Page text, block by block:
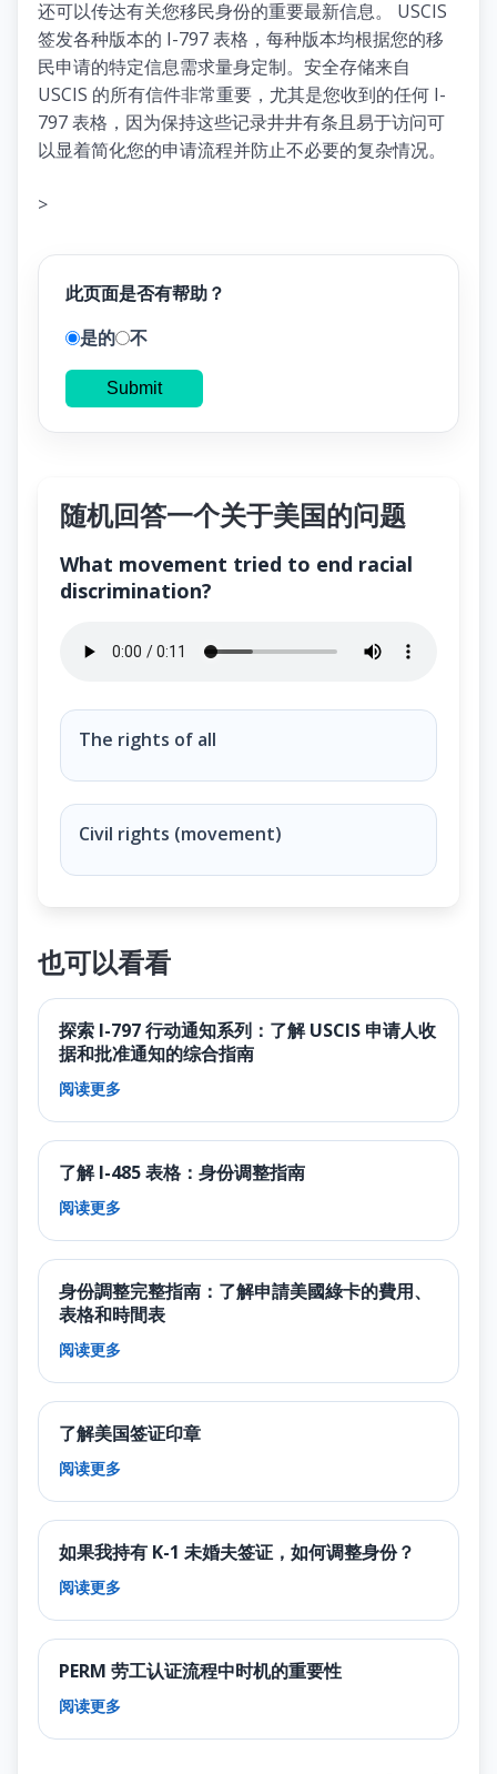
还可以传达有关您移民身份的重要最新信息。 USCIS
签发各种版本的 I-797 表格，每种版本均根据您的移
民申请的特定信息需求量身定制。安全存储来自
USCIS 的所有信件非常重要，尤其是您收到的任何 I-
797 表格，因为保持这些记录井井有条且易于访问可
以显着简化您的申请流程并防止不必要的复杂情况。
>
此页面是否有帮助？
是的 不
Submit
随机回答一个关于美国的问题
What movement tried to end racial
discrimination?
What movement tried to end racial discrimination?
The rights of all
Civil rights (movement)
也可以看看
探索 I-797 行动通知系列：了解 USCIS 申请人收
据和批准通知的综合指南
阅读更多
了解 I-485 表格：身份调整指南
阅读更多
身份調整完整指南：了解申請美國綠卡的費用、
表格和時間表
阅读更多
了解美国签证印章
阅读更多
如果我持有 K-1 未婚夫签证，如何调整身份？
阅读更多
PERM 劳工认证流程中时机的重要性
阅读更多